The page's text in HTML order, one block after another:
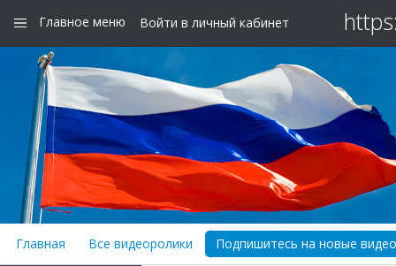
Главное меню Войти в личный кабинет
Главная Все видеоролики Подпишитесь на новые